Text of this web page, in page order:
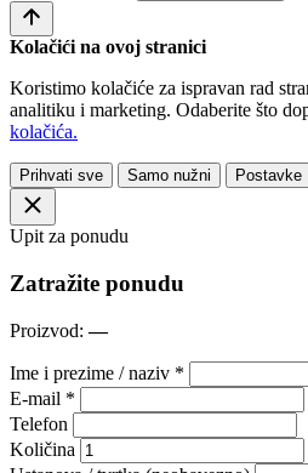
Kolačići na ovoj stranici
Koristimo kolačiće za ispravan rad
analitiku i marketing. Odaberite što
kolačića.
Prihvati sve Samo nužni Postavke
Upit za ponudu
Zatražite ponudu
Proizvod:—
Ime i prezime / naziv *
E-mail *
Telefon
Količina